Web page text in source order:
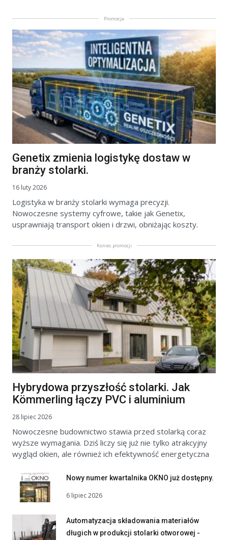
Promocja
Genetix zmienia logistykę dostaw w
branży stolarki.
16 luty 2026
Logistyka w branży stolarki wymaga precyzji.
Nowoczesne systemy cyfrowe, takie jak Genetix,
usprawniają transport okien i drzwi, obniżając koszty.
Koniec promocji
Hybrydowa przyszłość stolarki. Jak
Kömmerling łączy PVC i aluminium
28 lipiec 2026
Nowoczesne budownictwo stawia przed stolarką coraz
wyższe wymagania. Dziś liczy się już nie tylko atrakcyjny
wygląd okien, ale również ich efektywność energetyczna
Nowy numer kwartalnika OKNO już dostępny.
6 lipiec 2026
Automatyzacja składowania materiałów
długich w produkcji stolarki otworowej -